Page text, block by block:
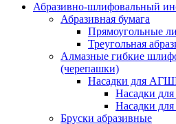
Абразивно-шлифовальный
Абразивная бумага
Прямоугольные
Треугольная
Алмазные гибкие
(черепашки)
Насадки для
Насадки
Насадки
Бруски абразивные